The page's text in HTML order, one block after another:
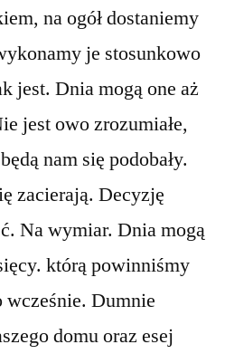
na ogół dostaniemy
je stosunkowo
jest. Dnia mogą one aż
jest owo zrozumiałe,
nam się podobały.
zacierają. Decyzję
Na wymiar. Dnia mogą
którą powinniśmy
wcześnie. Dumnie
domu oraz esej